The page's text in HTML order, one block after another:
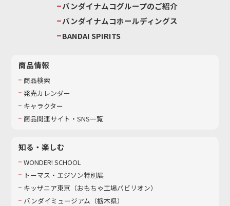
バンダイナムコグループのご紹介
バンダイナムコホールディングス
BANDAI SPIRITS
商品情報
商品検索
発売カレンダー
キャラクター
商品関連サイト・SNS一覧
知る・楽しむ
WONDER! SCHOOL
トーマス・エジソン特別展
キッザニア東京（おもちゃ工場パビリオン）​
バンダイミュージアム（栃木県）